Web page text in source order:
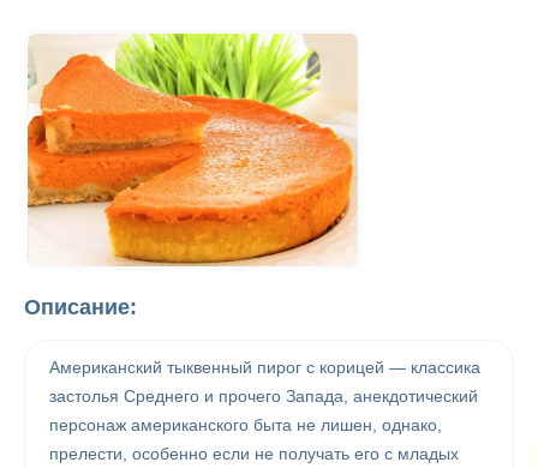
Описание:
Американский тыквенный пирог с корицей — классика
застолья Среднего и прочего Запада, анекдотический
персонаж американского быта не лишен, однако,
прелести, особенно если не получать его с младых